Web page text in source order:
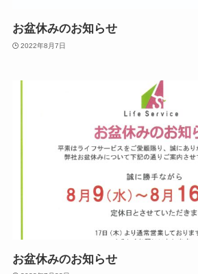
お盆休みのお知らせ
2022年8月7日
お盆休みのお知らせ